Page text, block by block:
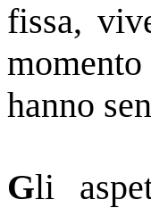
fissa,
hanno
Gli